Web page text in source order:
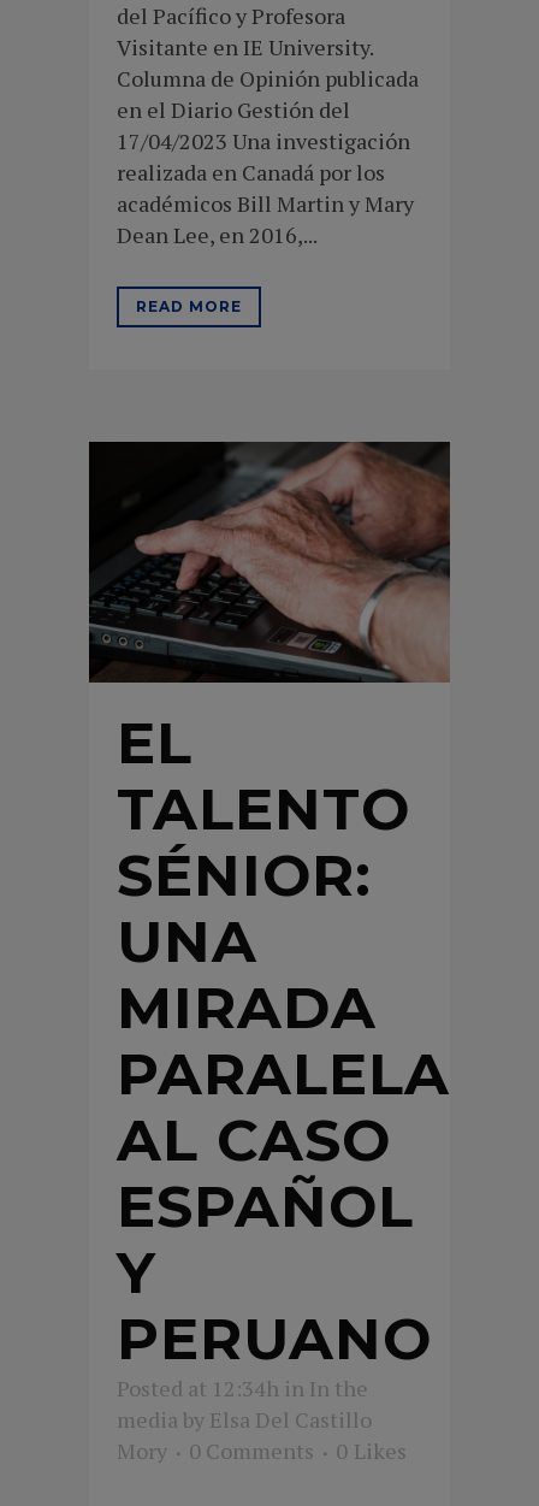
del Pacífico y Profesora
Visitante en IE University.
Columna de Opinión publicada
en el Diario Gestión del
17/04/2023 Una investigación
realizada en Canadá por los
académicos Bill Martin y Mary
Dean Lee, en 2016,...
READ MORE
EL
TALENTO
SÉNIOR:
UNA
MIRADA
PARALELA
AL CASO
ESPAÑOL
Y
PERUANO
Posted at 12:34h in In the
media by Elsa Del Castillo
Mory
0 Comments 0 Likes